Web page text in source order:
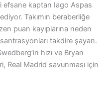
efsane kaptan Iago Aspas
Takımın beraberliğe
puan kayıplarına neden
takdire şayan.
hızı ve Bryan
Real Madrid savunması için